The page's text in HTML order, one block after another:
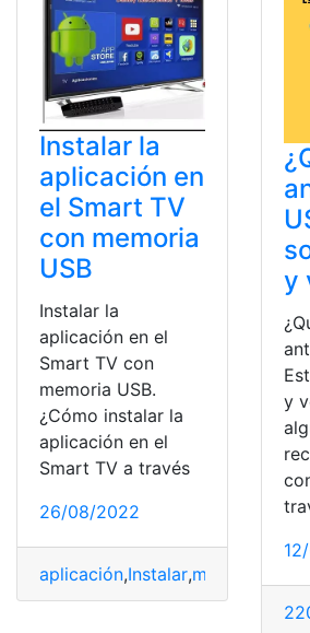
Instalar la
aplicación en
el Smart TV
con memoria
USB
Instalar la
aplicación en el
Smart TV con
memoria USB.
¿Cómo instalar la
aplicación en el
Smart TV a través
26/08/2022
aplicación,Instalar,memorias
y
y